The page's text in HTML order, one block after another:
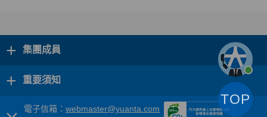
+ 集團成員
+ 重要須知
電子信箱： webmaster@yuanta.com
TOP